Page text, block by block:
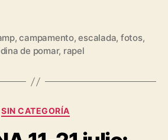
,campamento,escalada, fotos,
de pomar, rapel
SIN CATEGORÍA